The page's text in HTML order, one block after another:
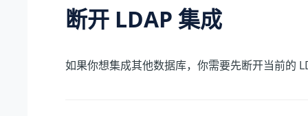
断开 LDAP 集成
如果你想集成其他数据库，你需要先断开当前的